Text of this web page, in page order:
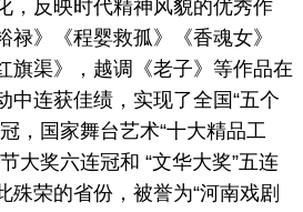
，反映时代精神风貌的优秀作
禄》《程婴救孤》《香魂女》
旗渠》，越调《老子》等作品在
中连获佳绩，实现了全国“五个
，国家舞台艺术“十大精品工
大奖六连冠和 “文华大奖”五连
殊荣的省份，被誉为“河南戏剧